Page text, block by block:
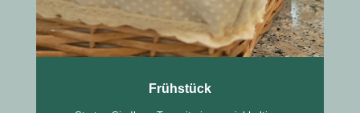
Frühstück